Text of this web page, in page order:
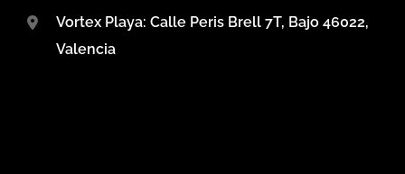
Vortex Playa: Calle Peris Brell 7T, Bajo 46022,
Valencia